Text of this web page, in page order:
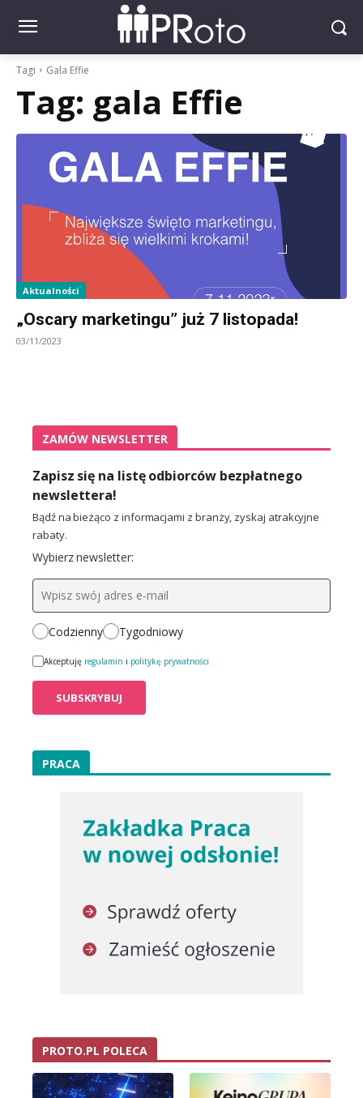
Tagi Gala Effie
Tag: gala Effie
Aktualności
„Oscary marketingu” już 7 listopada!
03/11/2023
ZAMÓW NEWSLETTER
Zapisz się na listę odbiorców bezpłatnego
newslettera!
Bądź na bieżąco z informacjami z branży, zyskaj atrakcyjne
rabaty.
Wybierz newsletter:
Codzienny Tygodniowy
Akceptuję regulamin i politykę prywatności
PRACA
PROTO.PL POLECA